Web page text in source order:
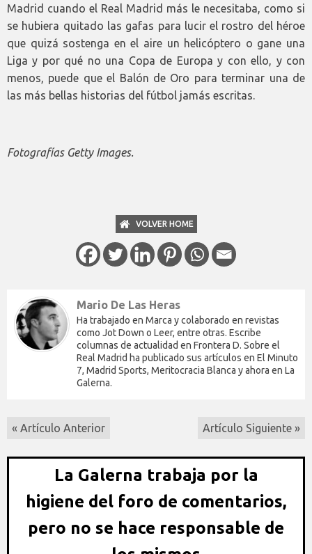
Madrid cuando el Real Madrid más le necesitaba, como si
se hubiera quitado las gafas para lucir el rostro del héroe
que quizá sostenga en el aire un helicóptero o gane una
Liga y por qué no una Copa de Europa y con ello, y con
menos, puede que el Balón de Oro para terminar una de
las más bellas historias del fútbol jamás escritas.
Fotografías Getty Images.
VOLVER HOME
Mario De Las Heras
Ha trabajado en Marca y colaborado en revistas
como Jot Down o Leer, entre otras. Escribe
columnas de actualidad en Frontera D. Sobre el
Real Madrid ha publicado sus artículos en El Minuto
7, Madrid Sports, Meritocracia Blanca y ahora en La
Galerna.
« Artículo Anterior Artículo Siguiente »
La Galerna trabaja por la
higiene del foro de comentarios,
pero no se hace responsable de